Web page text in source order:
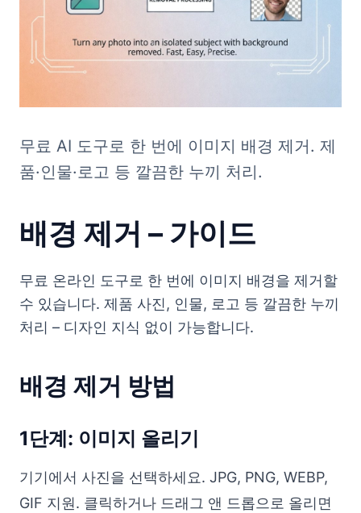
무료 AI 도구로 한 번에 이미지 배경 제거. 제
품·인물·로고 등 깔끔한 누끼 처리.
배경 제거 – 가이드
무료 온라인 도구로 한 번에 이미지 배경을 제거할
수 있습니다. 제품 사진, 인물, 로고 등 깔끔한 누끼
처리 – 디자인 지식 없이 가능합니다.
배경 제거 방법
1단계: 이미지 올리기
기기에서 사진을 선택하세요. JPG, PNG, WEBP,
GIF 지원. 클릭하거나 드래그 앤 드롭으로 올리면